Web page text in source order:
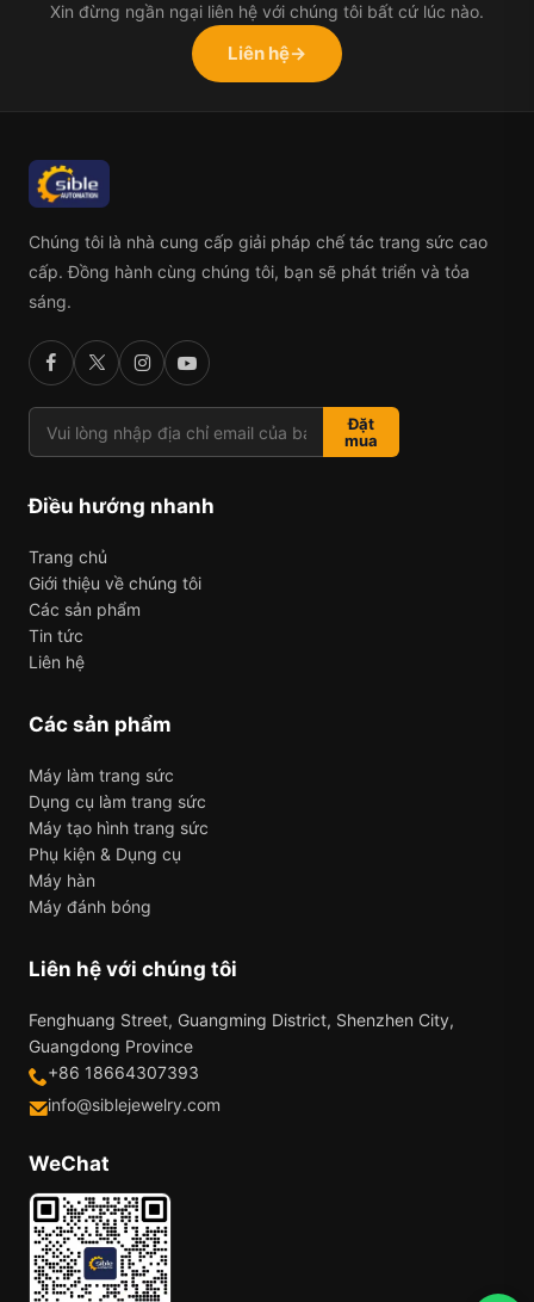
Xin đừng ngần ngại liên hệ với chúng tôi bất cứ lúc nào.
Liên hệ→
Chúng tôi là nhà cung cấp giải pháp chế tác trang sức cao
cấp. Đồng hành cùng chúng tôi, bạn sẽ phát triển và tỏa
sáng.
Đặt
mua
Điều hướng nhanh
Trang chủ
Giới thiệu về chúng tôi
Các sản phẩm
Tin tức
Liên hệ
Các sản phẩm
Máy làm trang sức
Dụng cụ làm trang sức
Máy tạo hình trang sức
Phụ kiện & Dụng cụ
Máy hàn
Máy đánh bóng
Liên hệ với chúng tôi
Fenghuang Street, Guangming District, Shenzhen City,
Guangdong Province
+86 18664307393
info@siblejewelry.com
WeChat